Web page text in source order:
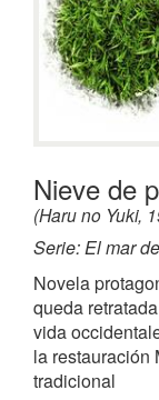
Nieve de
(Haru no Yuki,
Serie: El mar
Novela
queda
vida
la restauración
tradicional